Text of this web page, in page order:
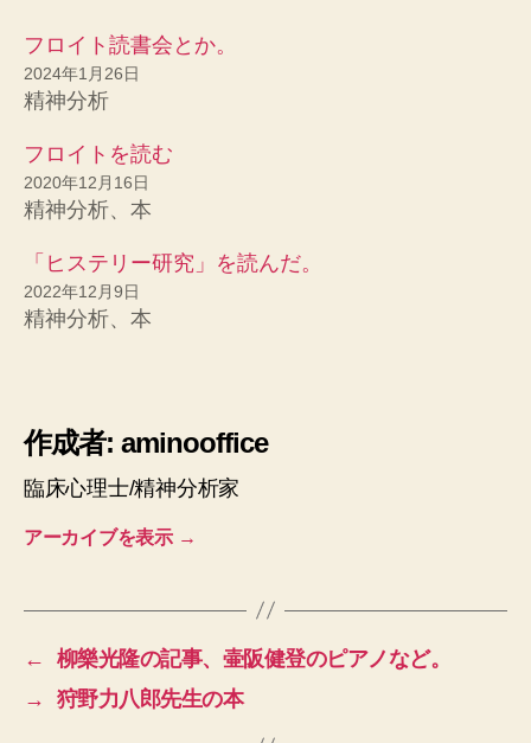
フロイト読書会とか。
2024年1月26日
精神分析
フロイトを読む
2020年12月16日
精神分析、本
「ヒステリー研究」を読んだ。
2022年12月9日
精神分析、本
作成者: aminooffice
臨床心理士/精神分析家
アーカイブを表示 →
←
柳樂光隆の記事、壷阪健登のピアノなど。
→
狩野力八郎先生の本